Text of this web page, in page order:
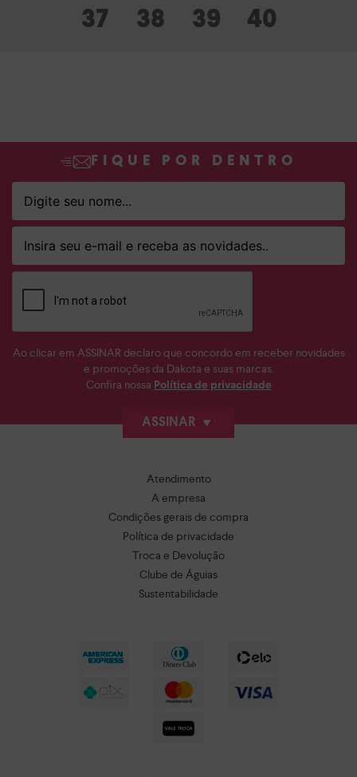
37
38 39 40
FIQUE POR DENTRO
Ao clicar em ASSINAR declaro que concordo em receber novidades
e promoções da Dakota e suas marcas.
Confira nossa Política de privacidade
ASSINAR
Atendimento
A empresa
Condições gerais de compra
Política de privacidade
Troca e Devolução
Clube de Águias
Sustentabilidade